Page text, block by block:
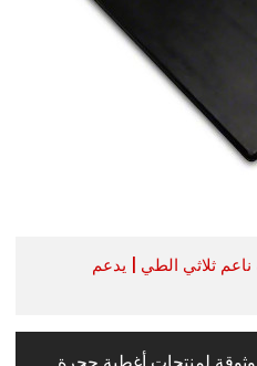
ثلاثي الطي | يدعم